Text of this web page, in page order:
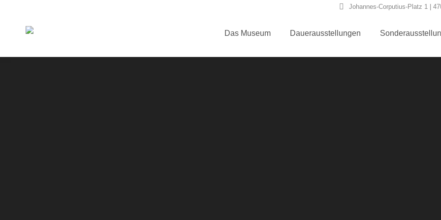
Johannes-Corputius-Platz 1 |
Das Museum Dauerausstellungen